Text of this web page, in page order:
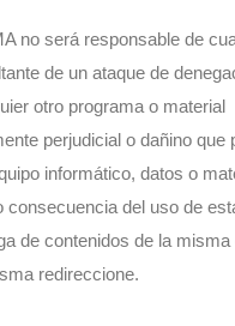
no será responsable de
de un ataque de
otro programa o material
perjudicial o dañino que
informático, datos o
consecuencia del uso de
de contenidos de la
redireccione.